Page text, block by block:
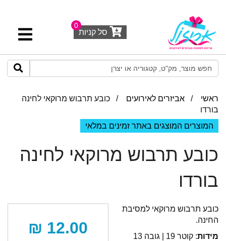
סל קניות
0
ראשי / אביזרים לאירועים / כובע תרבוש מרוקאי לחינה
בורדו
המוצרים המוצגים באתר זמינים במלאי
כובע תרבוש מרוקאי לחינה
בורדו
12.00 ₪
כובע תרבוש מרוקאי למסיבת
החינה.
מידות
: קוטר 19 | גובה 13